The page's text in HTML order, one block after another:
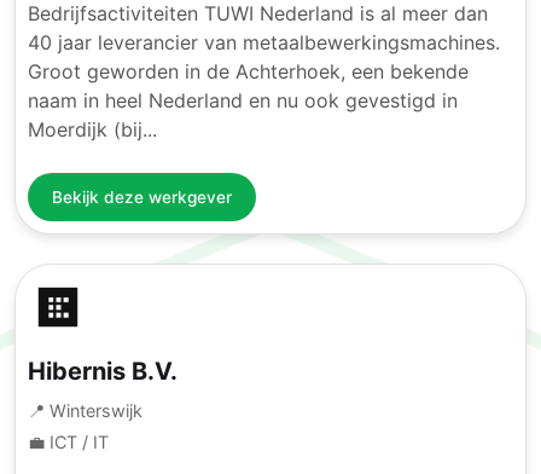
Bedrijfsactiviteiten TUWI Nederland is al meer dan
40 jaar leverancier van metaalbewerkingsmachines.
Groot geworden in de Achterhoek, een bekende
naam in heel Nederland en nu ook gevestigd in
Moerdijk (bij...
Bekijk deze werkgever
Hibernis B.V.
📍 Winterswijk
💼 ICT / IT